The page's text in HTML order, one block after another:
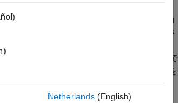
テム
ン結果
されたシステム入力または手動システム入力
ミュレーションを実行できます。事前定義さ
ブシステムにあります。手動システム入力で
ュボード コントロールを使用して制御設定を
Netherlands(English)